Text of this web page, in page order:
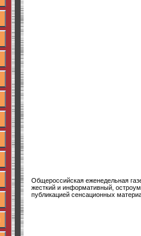
Общероссийская еженедельная
жесткий и информативный,
публикацией сенсационных